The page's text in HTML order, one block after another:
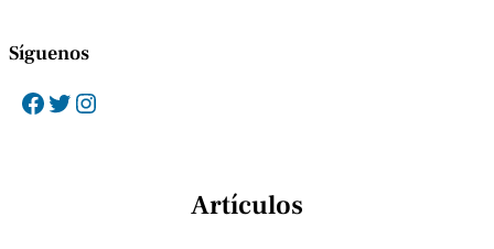
Síguenos
Facebook Twitter Instagram
Artículos